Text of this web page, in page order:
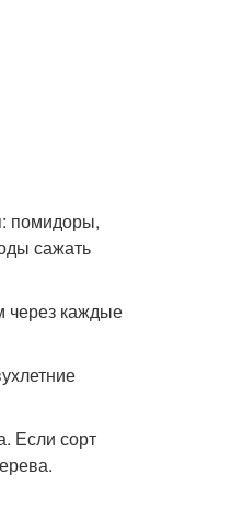
помидоры,
сажать
через каждые
Если сорт